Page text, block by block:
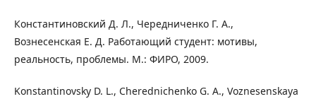
Константиновский Д. Л., Чередниченко Г. А.,
Вознесенская Е. Д. Работающий студент: мотивы,
реальность, проблемы. М.: ФИРО, 2009.
Konstantinovsky D. L., Cherednichenko G. A., Voznesenskaya